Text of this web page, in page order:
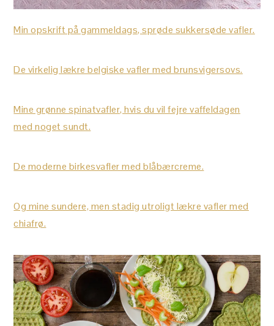
Min opskrift på gammeldags, sprøde sukkersøde vafler.
De virkelig lækre belgiske vafler med brunsvigersovs.
Mine grønne spinatvafler, hvis du vil fejre vaffeldagen
med noget sundt.
De moderne birkesvafler med blåbærcreme.
Og mine sundere, men stadig utroligt lækre vafler med
chiafrø.